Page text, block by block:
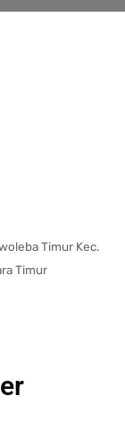
Timur Kec.
Timur